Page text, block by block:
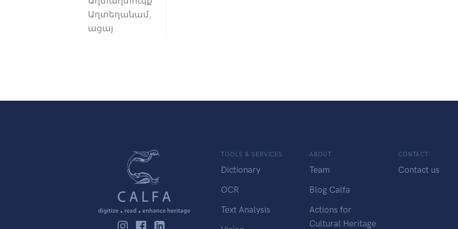
Աղտեղանամ,
ացայ
TOOLS & SERVICES
Dictionary
OCR
Text Analysis
ABOUT
Team
Blog Calfa
Actions for
Cultural Heritage
CONTACT
Contact us